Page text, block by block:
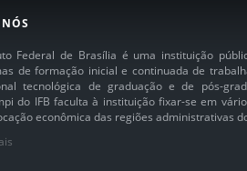
Federal de Brasília é uma instituição
de formação inicial e continuada de
tecnológica de graduação e de pós-
do IFB faculta à instituição fixar-se em
econômica das regiões administrativas